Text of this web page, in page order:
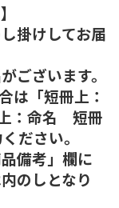
掛けしてお届
ございます。
は「短冊上：
命名 短冊
ださい。
備考」欄に
のしとなり